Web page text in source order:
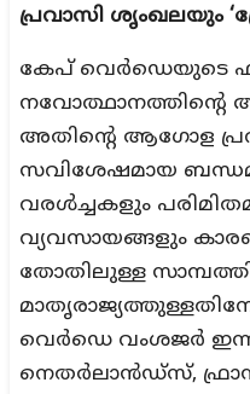
പ്രവാസി ശൃംഖലയും
കേപ്
നവോത്ഥാനത്തിന്റെ
അതിന്റെ ആഗോള
സവിശേഷമായ
വരൾച്ചകളും
വ്യവസായങ്ങളും
തോതിലുള്ള
വെർഡെ വംശജർ
നെതർലാൻഡ്സ്,